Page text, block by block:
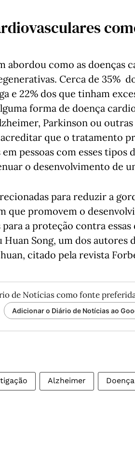
abordou como as doenças
Cerca de 35%
e 22% dos que tinham
forma de doença
Parkinson ou
que o tratamento
pessoas com esses tipos
o desenvolvimento de
para reduzir a
que promovem o
para a proteção contra
Huan Song, um dos autores
citado pela revista
de Notícias como fonte
Adicionar o Diário de Notícias ao
Alzheimer